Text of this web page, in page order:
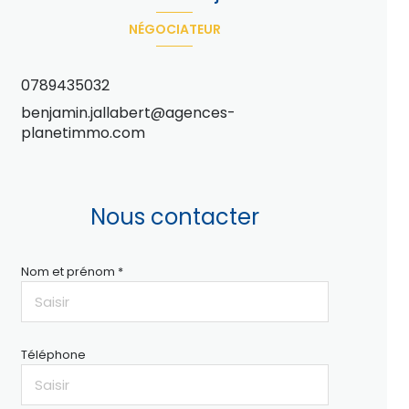
NÉGOCIATEUR
0789435032
benjamin.jallabert@agences-
planetimmo.com
Nous contacter
Nom et prénom *
Téléphone